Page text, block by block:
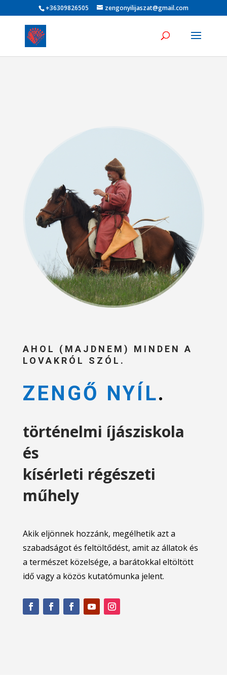
+36309826505 zengonyilijaszat@gmail.com
AHOL (MAJDNEM) MINDEN A
LOVAKRÓL SZÓL.
ZENGŐ NYÍL.
történelmi íjásziskola
és
kísérleti régészeti
műhely
Akik eljönnek hozzánk, megélhetik azt a
szabadságot és feltöltődést, amit az állatok és
a természet közelsége, a barátokkal eltöltött
idő vagy a közös kutatómunka jelent.